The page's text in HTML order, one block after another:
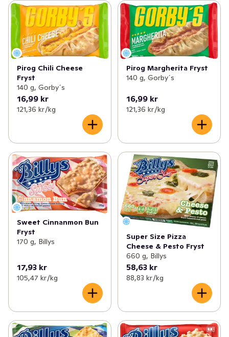
Pirog Chili Cheese
Fryst
140 g, Gorby´s
16,99 kr
121,36 kr /kg
Pirog Margherita Fryst
140 g, Gorby´s
16,99 kr
121,36 kr /kg
Sweet Cinnanmon Bun
Fryst
170 g, Billys
17,93 kr
105,47 kr /kg
Super Size Pizza
Cheese & Pesto Fryst
660 g, Billys
58,63 kr
88,83 kr /kg